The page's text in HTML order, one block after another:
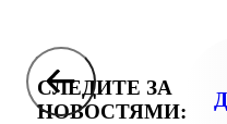
СЛЕДИТЕ ЗА
НОВОСТЯМИ: